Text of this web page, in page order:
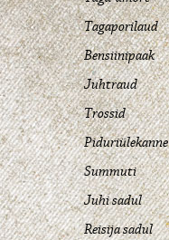
Tagaporilaud
Bensiinipaak
Juhtraud
Trossid
Piduriülekanne
Summuti
Juhi sadul
Reisija sadul